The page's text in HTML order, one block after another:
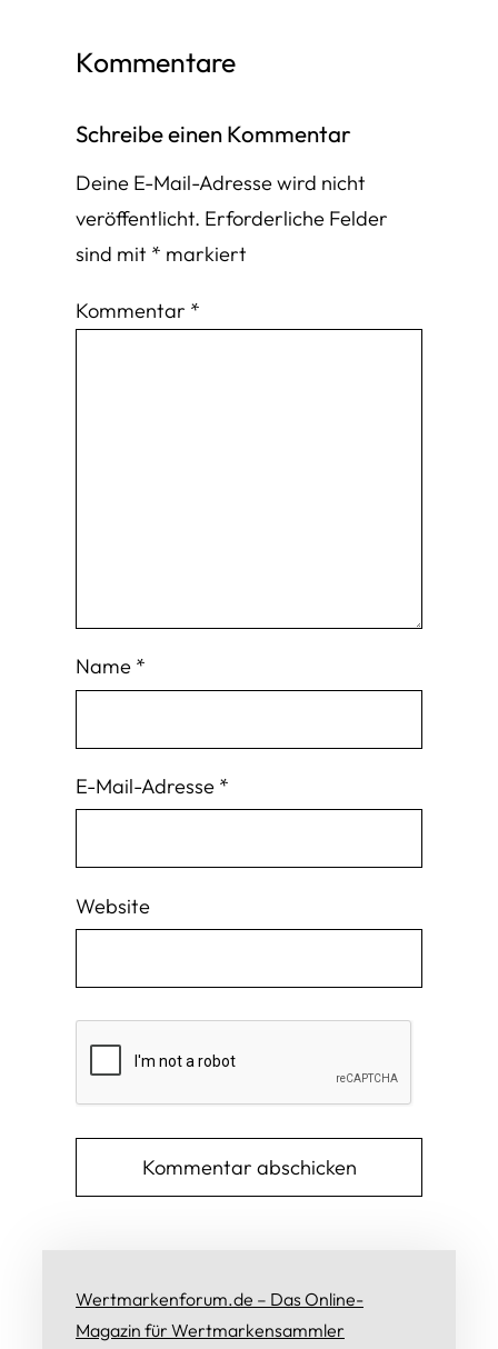
Kommentare
Schreibe einen Kommentar
Deine E-Mail-Adresse wird nicht
veröffentlicht. Erforderliche Felder
sind mit * markiert
Kommentar *
Name *
E-Mail-Adresse *
Website
Wertmarkenforum.de – Das Online-
Magazin für Wertmarkensammler